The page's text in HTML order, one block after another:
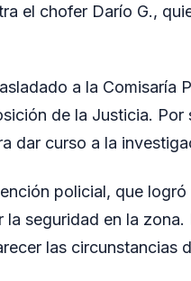
el chofer Darío G.,
a la Comisaría
de la Justicia.
dar curso a la
policial, que
seguridad en la
las circunstancias